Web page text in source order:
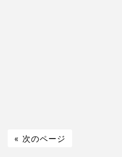
« 次のページ